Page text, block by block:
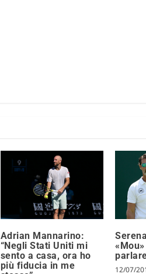
Adrian Mannarino:
“Negli Stati Uniti mi
sento a casa, ora ho
più fiducia in me
12/07/